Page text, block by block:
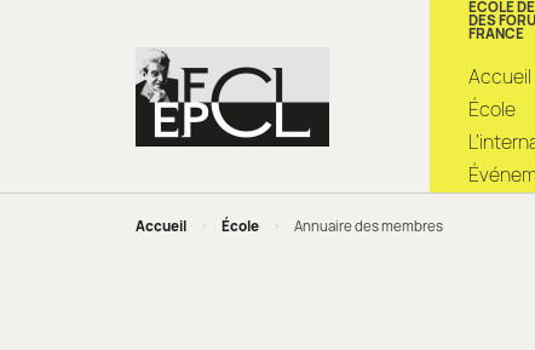
ÉCOLE
DES
FRANCE
Accueil
École
Accueil > École > Annuaire des membres